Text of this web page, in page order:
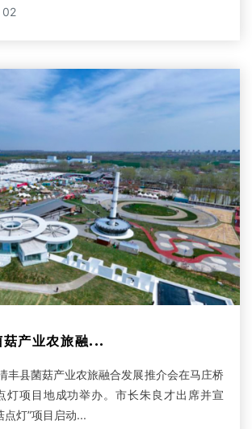
02
产业农旅融...
丰县菌菇产业农旅融合发展推介会在马庄桥
灯项目地成功举办。市长朱良才出席并宣
点灯”项目启动...